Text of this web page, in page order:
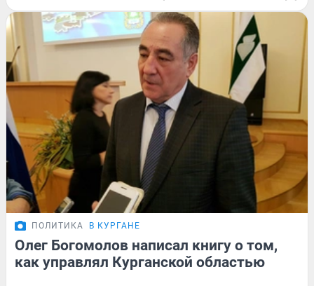
ПОЛИТИКА В КУРГАНЕ
Олег Богомолов написал книгу о том,
как управлял Курганской областью